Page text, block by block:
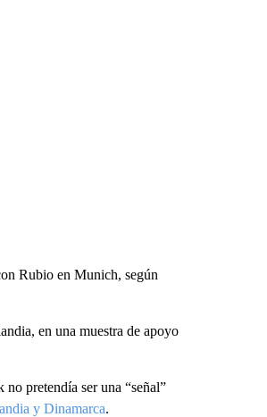
Rubio en Munich, según
en una muestra de apoyo
pretendía ser una “señal”
y Dinamarca.